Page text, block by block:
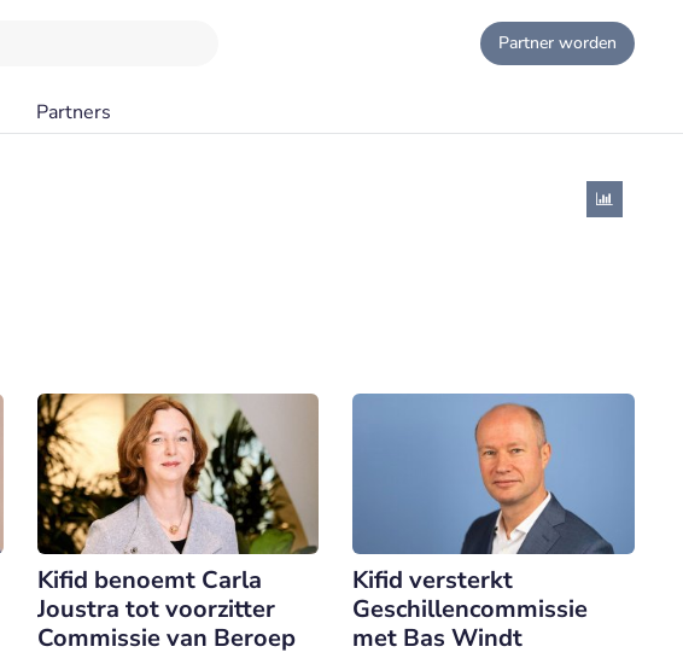
Partner worden
Partners
Kifid benoemt Carla
Joustra tot voorzitter
Commissie van Beroep
Kifid versterkt
Geschillencommissie
met Bas Windt